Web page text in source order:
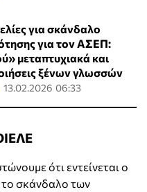
για σκάνδαλο
για τον ΑΣΕΠ:
μεταπτυχιακά και
ξένων γλωσσών
13.02.2026 06:33
ότι εντείνεται ο
το σκάνδαλο των